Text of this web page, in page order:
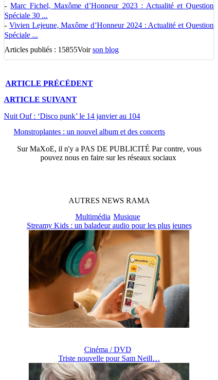
-Marc Fichel, Maxôme d’Honneur 2023 : Actualité et Question
Spéciale 30 ...
- Vivien Lejeune, Maxôme d’Honneur 2024 : Actualité et Question
Spéciale ...
Articles publiés : 15855Voirson blog
ARTICLE PRÉCÉDENT
ARTICLE SUIVANT
Nuit Ouf : ‘Disco punk’ le 14 janvier au 104
Monstroplantes : un nouvel album et des concerts
SurMaXoE, il n'y a PAS DE PUBLICITÉ Par contre, vous
pouvez nous en faire sur les réseaux sociaux
AUTRES NEWS RAMA
Multimédia Musique
Streamy Kids : un baladeur audio pour les plus jeunes
Cinéma / DVD
Triste nouvelle pour Sam Neill…